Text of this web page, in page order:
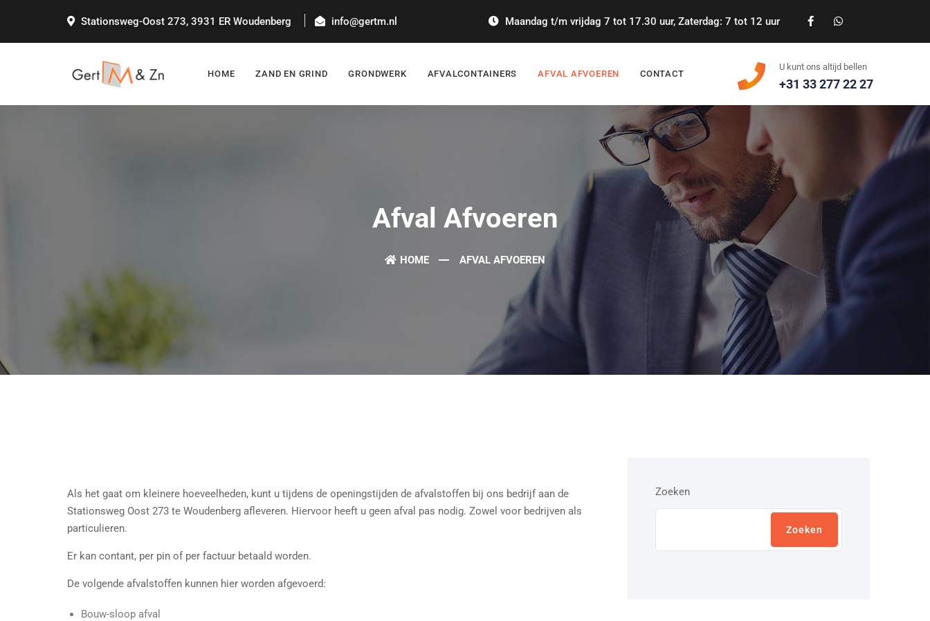
Stationsweg-Oost 273, 3931 ER Woudenberg info@gertm.nl Maandag t/m vrijdag 7 tot 17.30 uur, Zaterdag: 7 tot 12 uur
U kunt ons altijd bellen
+31 33 277 22 27
HOME ZAND EN GRIND GRONDWERK AFVALCONTAINERS AFVAL AFVOEREN CONTACT
Afval Afvoeren
HOME AFVAL AFVOEREN
Als het gaat om kleinere hoeveelheden, kunt u tijdens de openingstijden de afvalstoffen bij ons bedrijf aan de
Stationsweg Oost 273 te Woudenberg afleveren. Hiervoor heeft u geen afval pas nodig. Zowel voor bedrijven als
particulieren.
Er kan contant, per pin of per factuur betaald worden.
De volgende afvalstoffen kunnen hier worden afgevoerd:
Bouw-sloop afval
Zoeken
Zoeken